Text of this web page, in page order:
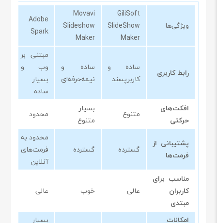
ویژگی‌ها
GiliSoft
SlideShow
Maker
Movavi
Slideshow
Maker
Adobe
Spark
رابط کاربری
ساده و
کاربرپسند
ساده و
نیمه‌حرفه‌ای
مبتنی بر
وب و
بسیار
ساده
افکت‌های
حرکتی
متنوع
بسیار
متنوع
محدود
پشتیبانی از
فرمت‌ها
گسترده گسترده
محدود به
فرمت‌های
آنلاین
مناسب برای
کاربران
مبتدی
عالی خوب عالی
امکانات بسیار